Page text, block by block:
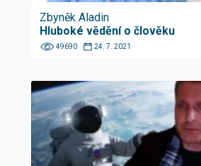
Zbyněk Aladin
Hluboké vědění o člověku
49690 24. 7. 2021